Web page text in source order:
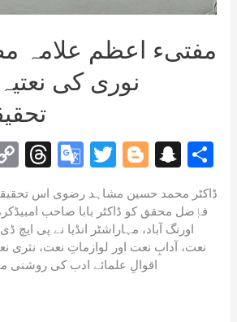
مفتیء اعظم علامہ
نوری کی
C
p
y
Li
n
T
re
a
d
G
o
gl
e
T
itt
er
Bl
g
g
er
S
a
p
c
h
ڈاکٹر محمد حسین مشاہد رضوی اس
فاٖضل محقق کو ڈاکٹر بابا صاحب
اورنگ آباد، مہاراشٹر انڈیا نے پی
نعت، آدابِ نعت اور لوازماتِ نعت، نثری
اقوالِ علمائے ادب کی روشنی